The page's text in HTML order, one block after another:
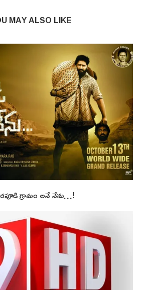
MAY ALSO LIKE
గ్రామం అనే నేను…!